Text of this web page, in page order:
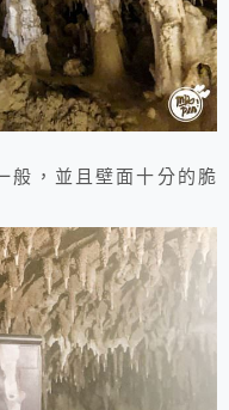
般，並且壁面十分的脆